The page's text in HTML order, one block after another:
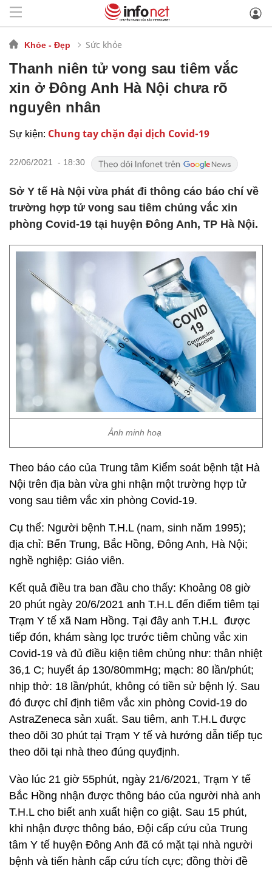
Khỏe - Đẹp Sức khỏe
Thanh niên tử vong sau tiêm vắc
xin ở Đông Anh Hà Nội chưa rõ
nguyên nhân
Sự kiện: Chung tay chặn đại dịch Covid-19
22/06/2021 - 18:30
Sở Y tế Hà Nội vừa phát đi thông cáo báo chí về
trường hợp tử vong sau tiêm chủng vắc xin
phòng Covid-19 tại huyện Đông Anh, TP Hà Nội.
Ảnh minh hoạ
Theo báo cáo của Trung tâm Kiểm soát bệnh tật Hà
Nội trên địa bàn vừa ghi nhận một trường hợp tử
vong sau tiêm vắc xin phòng Covid-19.
Cụ thể: Người bệnh T.H.L (nam, sinh năm 1995);
địa chỉ: Bến Trung, Bắc Hồng, Đông Anh, Hà Nội;
nghề nghiệp: Giáo viên.
Kết quả điều tra ban đầu cho thấy: Khoảng 08 giờ
20 phút ngày 20/6/2021 anh T.H.L đến điểm tiêm tại
Trạm Y tế xã Nam Hồng. Tại đây anh T.H.L được
tiếp đón, khám sàng lọc trước tiêm chủng vắc xin
Covid-19 và đủ điều kiện tiêm chủng như: thân nhiệt
36,1 C; huyết áp 130/80mmHg; mạch: 80 lần/phút;
nhịp thở: 18 lần/phút, không có tiền sử bệnh lý. Sau
đó được chỉ định tiêm vắc xin phòng Covid-19 do
AstraZeneca sản xuất. Sau tiêm, anh T.H.L được
theo dõi 30 phút tại Trạm Y tế và hướng dẫn tiếp tục
theo dõi tại nhà theo đúng quyđịnh.
Vào lúc 21 giờ 55phút, ngày 21/6/2021, Trạm Y tế
Bắc Hồng nhận được thông báo của người nhà anh
T.H.L cho biết anh xuất hiện co giật. Sau 15 phút,
khi nhận được thông báo, Đội cấp cứu của Trung
tâm Y tế huyện Đông Anh đã có mặt tại nhà người
bệnh và tiến hành cấp cứu tích cực; đồng thời đề